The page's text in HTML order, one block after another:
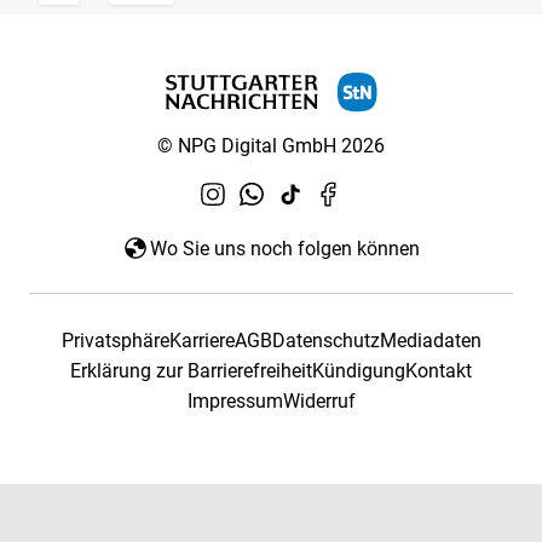
© NPG Digital GmbH 2026
Wo Sie uns noch folgen können
PrivatsphäreKarriereAGBDatenschutzMediadaten
Erklärung zur BarrierefreiheitKündigungKontakt
ImpressumWiderruf